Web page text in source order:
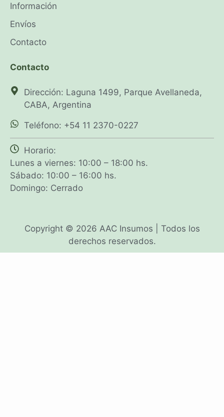
Información
Envíos
Contacto
Contacto
Dirección: Laguna 1499, Parque Avellaneda,
CABA, Argentina
Teléfono: +54 11 2370-0227
Horario:
Lunes a viernes: 10:00 – 18:00 hs.
Sábado: 10:00 – 16:00 hs.
Domingo: Cerrado
Copyright © 2026 AAC Insumos | Todos los
derechos reservados.